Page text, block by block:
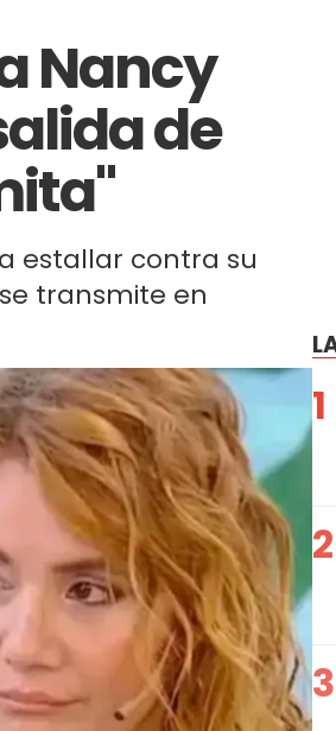
Nancy
de
estallar contra su
transmite en
1
2
3